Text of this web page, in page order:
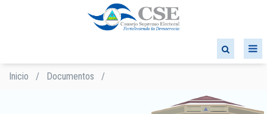
Sobrescribir
Inicio / Documentos /